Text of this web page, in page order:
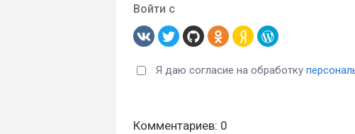
Войти с
Я даю согласие на обработку
Комментариев: 0